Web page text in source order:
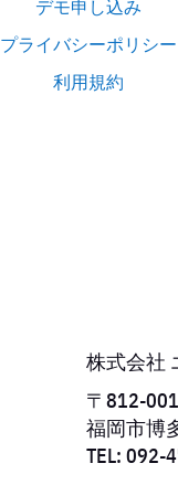
デモ申し込み
プライバシーポリシー
利用規約
株式会社
〒812-
福岡市博
TEL: 092-